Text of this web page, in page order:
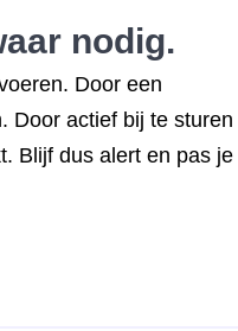
nodig.
Door een
Door actief bij te sturen
Blijf dus alert en pas je